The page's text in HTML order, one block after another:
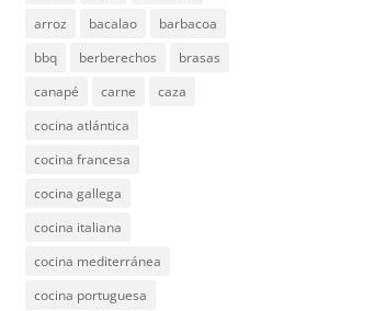
arroz
bacalao
barbacoa
bbq
berberechos
brasas
canapé
carne
caza
cocina atlántica
cocina francesa
cocina gallega
cocina italiana
cocina mediterránea
cocina portuguesa